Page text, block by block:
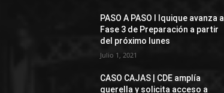
PASO A PASO I Iquique avanza a
Fase 3 de Preparación a partir
del próximo lunes
Julio 1, 2021
CASO CAJAS | CDE amplía
querella y solicita acceso a